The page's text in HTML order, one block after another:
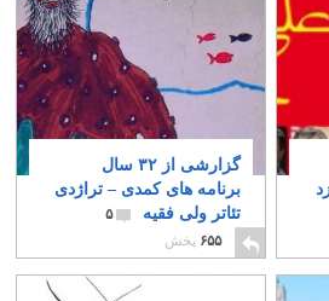
گزارشی از ۳۲ سال
برنامه های کمدی – تراژدی
تئاتر ولی فقیه
۵
۶۵۵ پخش